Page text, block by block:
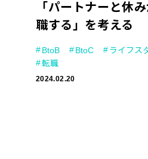
「パートナーと休
職する」を考える
BtoB BtoC ライフス
転職
2024.02.20